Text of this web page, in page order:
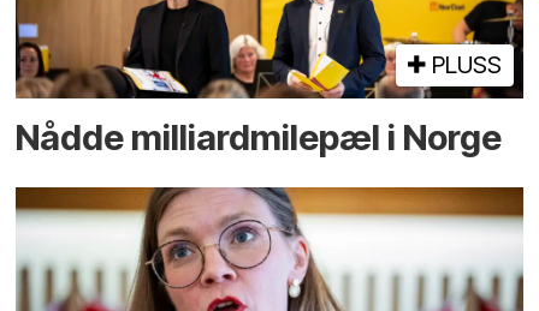
PLUSS
Nådde milliard­­milepæl i Norge